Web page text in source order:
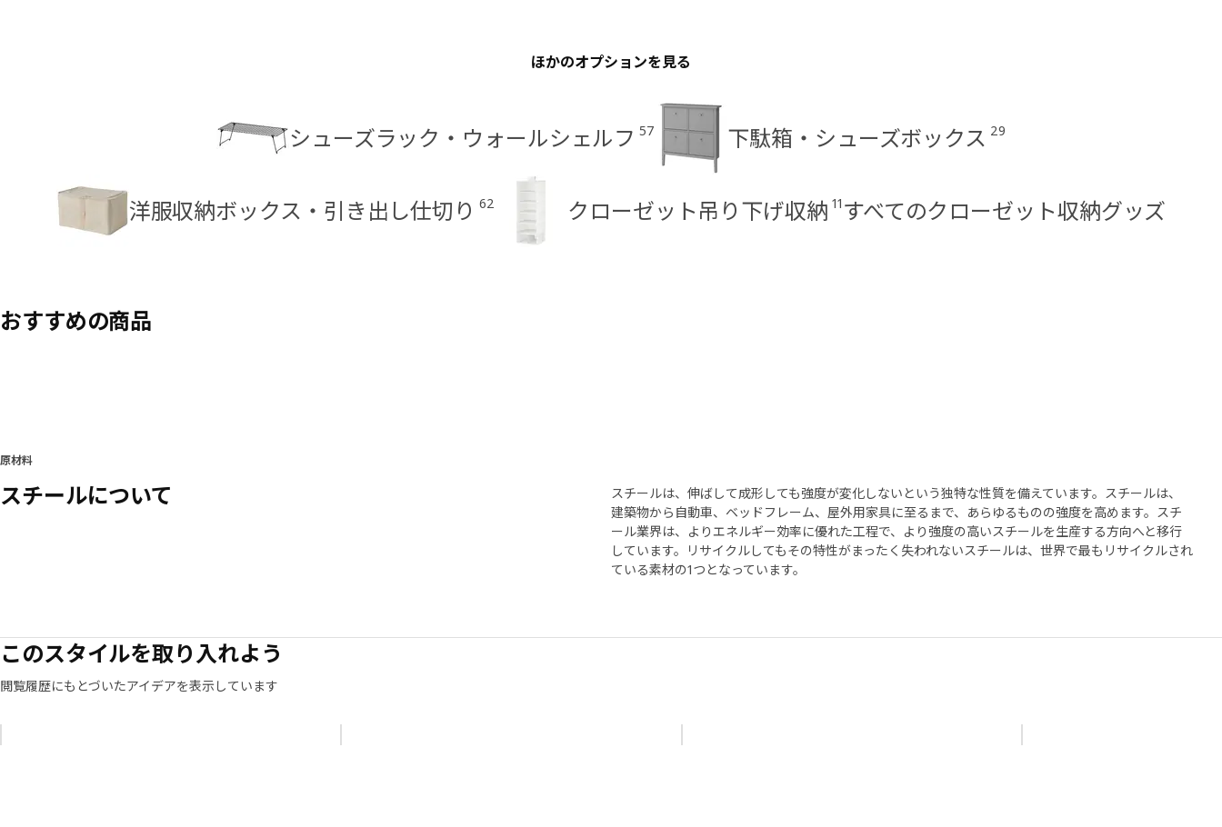
ほかのオプションを見る
シューズラック・ウォールシェルフ 57 下駄箱・シューズボックス 29
洋服収納ボックス・引き出し仕切り 62 クローゼット吊り下げ収納 11 すべてのクローゼット収納グッズ
おすすめの商品
原材料
スチールについて
スチールは、伸ばして成形しても強度が変化しないという独特な性質を備えています。スチールは、
建築物から自動車、ベッドフレーム、屋外用家具に至るまで、あらゆるものの強度を高めます。スチ
ール業界は、よりエネルギー効率に優れた工程で、より強度の高いスチールを生産する方向へと移行
しています。リサイクルしてもその特性がまったく失われないスチールは、世界で最もリサイクルされ
ている素材の1つとなっています。
このスタイルを取り入れよう
閲覧履歴にもとづいたアイデアを表示しています